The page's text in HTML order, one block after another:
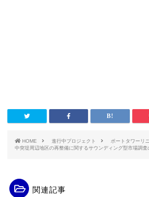
HOME 進行中プロジェクト
ポートタワーリ
中突堤周辺地区の再整備に関するサウンディング型市場調
関連記事